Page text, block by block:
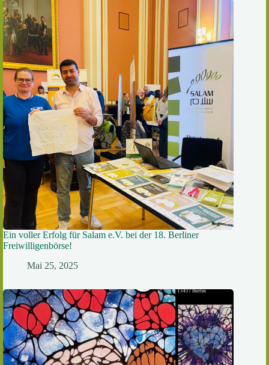
Ein voller Erfolg für Salam e.V. bei der 18. Berliner
Freiwilligenbörse!
Mai 25, 2025